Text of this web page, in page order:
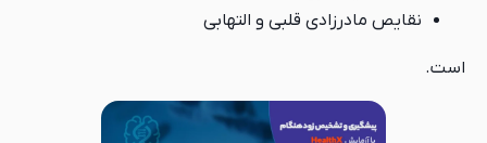
نقایص مادرزادی قلبی و التهابی
است.